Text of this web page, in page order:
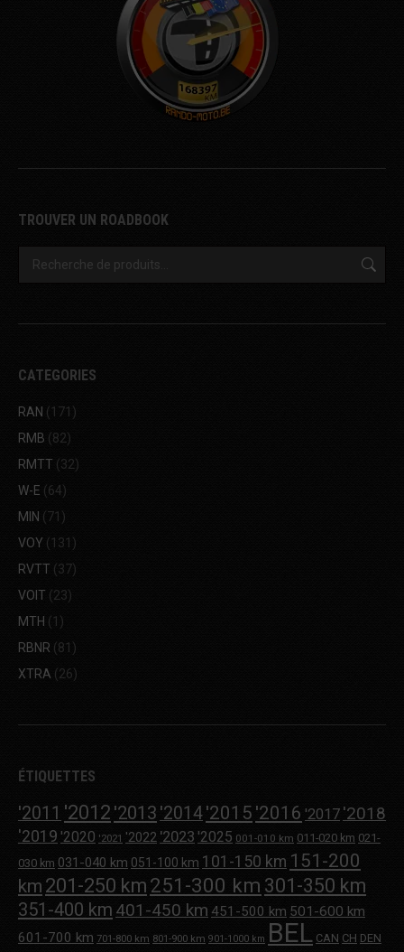
TROUVER UN ROADBOOK
CATEGORIES
RAN (171)
RMB (82)
RMTT (32)
W-E (64)
MIN (71)
VOY (131)
RVTT (37)
VOIT (23)
MTH (1)
RBNR (81)
XTRA (26)
ÉTIQUETTES
'2011 '2012 '2013 '2014'2015 '2016 '2017 '2018
'2019 '2020 '2021 '2022 '2023 '2025 001-010 km 011-020 km 021-
030 km 031-040 km 051-100 km 101-150 km 151-200
km 201-250 km 251-300 km 301-350 km
351-400 km 401-450 km 451-500 km 501-600 km
601-700 km 701-800 km 801-900 km 901-1000 km BEL CAN CH DEN